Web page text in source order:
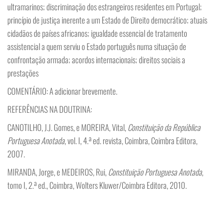
ultramarinos; discriminação dos estrangeiros residentes em Portugal;
princípio de justiça inerente a um Estado de Direito democrático; atuais
cidadãos de países africanos; igualdade essencial de tratamento
assistencial a quem serviu o Estado português numa situação de
confrontação armada; acordos internacionais; direitos sociais a
prestações
COMENTÁRIO: A adicionar brevemente.
REFERÊNCIAS NA DOUTRINA:
CANOTILHO, J.J. Gomes, e MOREIRA, Vital,Constituição da República
Portuguesa Anotada, vol. I, 4.ª ed. revista, Coimbra, Coimbra Editora,
2007.
MIRANDA, Jorge, e MEDEIROS, Rui,Constituição Portuguesa Anotada,
tomo I, 2.ª ed., Coimbra, Wolters Kluwer/Coimbra Editora, 2010.